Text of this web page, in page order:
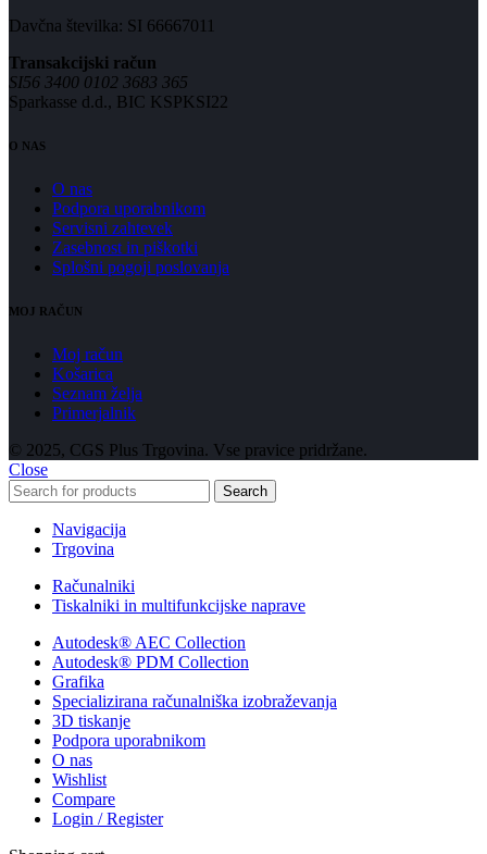
Davčna številka: SI 66667011
Transakcijski račun
SI56 3400 0102 3683 365
Sparkasse d.d., BIC KSPKSI22
O NAS
O nas
Podpora uporabnikom
Servisni zahtevek
Zasebnost in piškotki
Splošni pogoji poslovanja
MOJ RAČUN
Moj račun
Košarica
Seznam želja
Primerjalnik
© 2025, CGS Plus Trgovina. Vse pravice pridržane.
Close
Search
Navigacija
Trgovina
Računalniki
Tiskalniki in multifunkcijske naprave
Autodesk® AEC Collection
Autodesk® PDM Collection
Grafika
Specializirana računalniška izobraževanja
3D tiskanje
Podpora uporabnikom
O nas
Wishlist
Compare
Login / Register